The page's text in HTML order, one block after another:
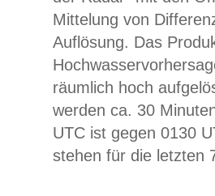
Mittelung von
Auflösung. Das
räumlich hoch
werden ca. 30
UTC ist gegen 0130
stehen für die letzten